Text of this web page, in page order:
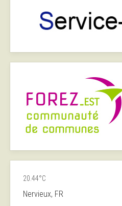
20.44°C
Nervieux, FR